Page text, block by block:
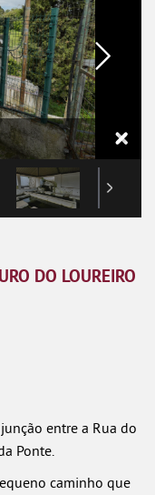
DO LOUREIRO
entre a Rua do
Ponte.
caminho que